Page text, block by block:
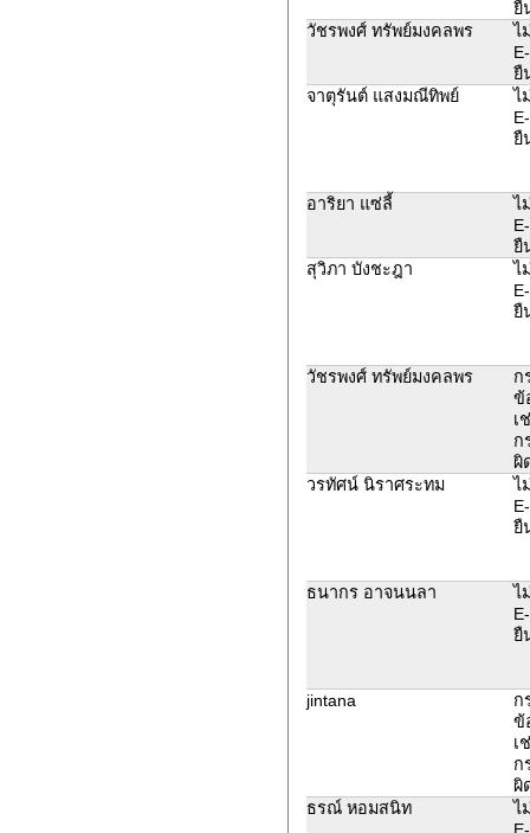
ยื
วัชรพงศ์ ทรัพย์มงคลพร
ไ
ยื
จาตุรันต์ แสงมณีทิพย์
ไ
ยื
อาริยา แซ่ลี้
ไ
ยื
สุวิภา บังชะฎา
ไ
ยื
วัชรพงศ์ ทรัพย์มงคลพร
ก
ข้
เ
ก
ผิ
วรทัศน์ นิราศระทม
ไ
ยื
ธนากร อาจนนลา
ไ
ยื
jintana
ก
ข้
เ
ก
ผิ
ธรณ์ หอมสนิท
ไ